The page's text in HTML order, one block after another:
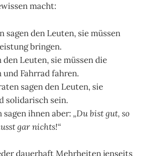
macht:
sagen den Leuten, sie müssen
bringen.
den Leuten, sie müssen die
Fahrrad fahren.
sagen den Leuten, sie
solidarisch sein.
ihnen aber: „Du bist gut, so
gar nichts!“
dauerhaft Mehrheiten jenseits